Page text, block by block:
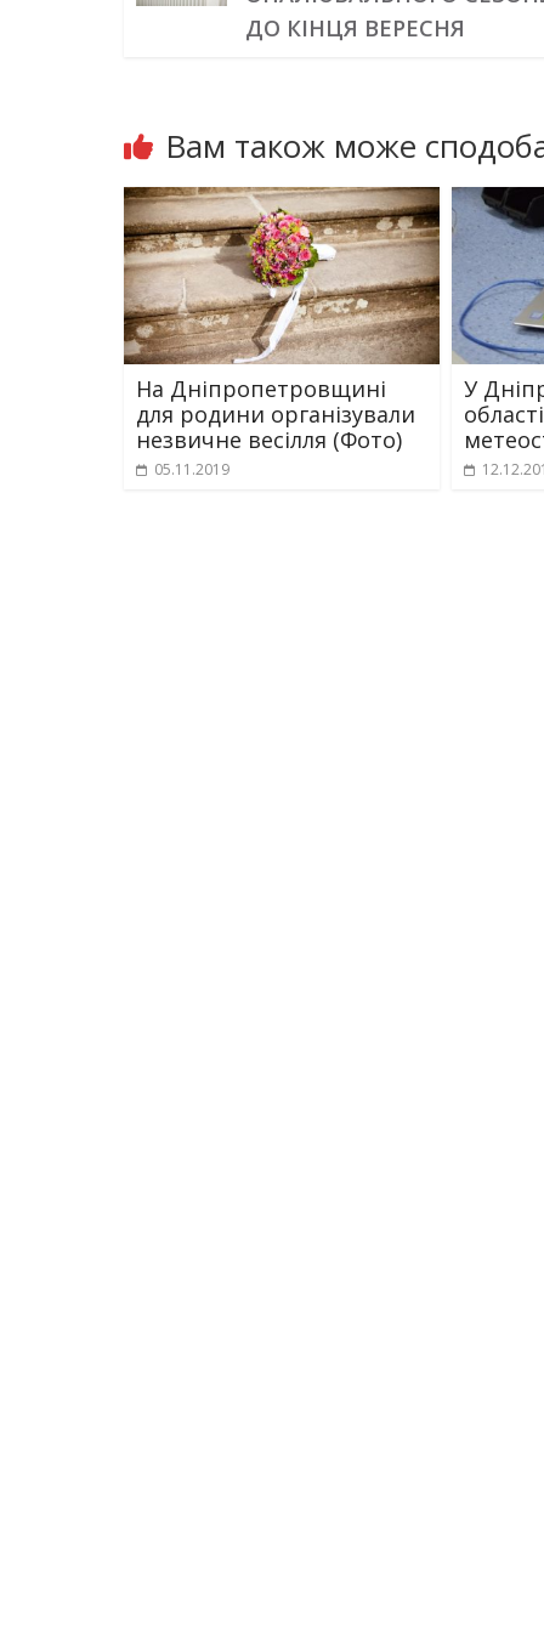
ДО КІНЦЯ ВЕРЕСНЯ
Вам також може
На Дніпропетровщині
для родини організували
незвичне весілля (Фото)
05.11.2019
У